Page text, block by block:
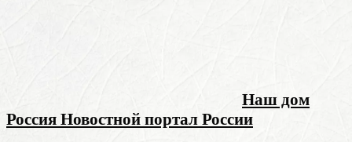
Наш дом
Россия Новостной портал России